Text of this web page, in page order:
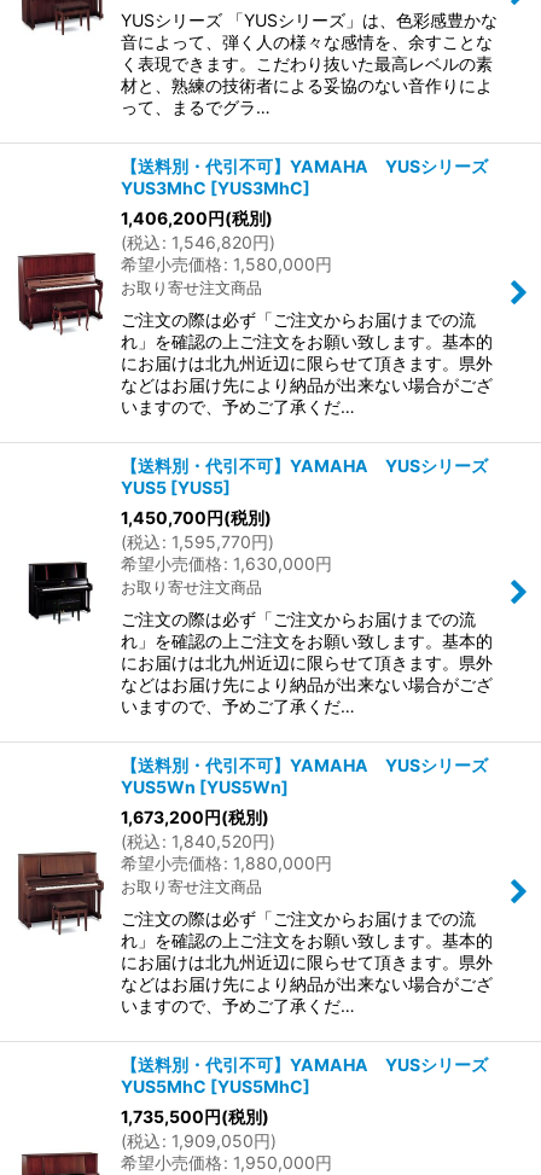
YUSシリーズ 「YUSシリーズ」は、色彩感豊かな
音によって、弾く人の様々な感情を、余すことな
く表現できます。こだわり抜いた最高レベルの素
材と、熟練の技術者による妥協のない音作りによ
って、まるでグラ…
【送料別・代引不可】YAMAHA YUSシリーズ
YUS3MhC [YUS3MhC]
1,406,200 円(税別)
(税込: 1,546,820円)
希望小売価格: 1,580,000円
お取り寄せ注文商品
ご注文の際は必ず「ご注文からお届けまでの流
れ」を確認の上ご注文をお願い致します。基本的
にお届けは北九州近辺に限らせて頂きます。県外
などはお届け先により納品が出来ない場合がござ
いますので、予めご了承くだ…
【送料別・代引不可】YAMAHA YUSシリーズ
YUS5 [YUS5]
1,450,700 円(税別)
(税込: 1,595,770円)
希望小売価格: 1,630,000円
お取り寄せ注文商品
ご注文の際は必ず「ご注文からお届けまでの流
れ」を確認の上ご注文をお願い致します。基本的
にお届けは北九州近辺に限らせて頂きます。県外
などはお届け先により納品が出来ない場合がござ
いますので、予めご了承くだ…
【送料別・代引不可】YAMAHA YUSシリーズ
YUS5Wn [YUS5Wn]
1,673,200 円(税別)
(税込: 1,840,520円)
希望小売価格: 1,880,000円
お取り寄せ注文商品
ご注文の際は必ず「ご注文からお届けまでの流
れ」を確認の上ご注文をお願い致します。基本的
にお届けは北九州近辺に限らせて頂きます。県外
などはお届け先により納品が出来ない場合がござ
いますので、予めご了承くだ…
【送料別・代引不可】YAMAHA YUSシリーズ
YUS5MhC [YUS5MhC]
1,735,500 円(税別)
(税込: 1,909,050円)
希望小売価格: 1,950,000円